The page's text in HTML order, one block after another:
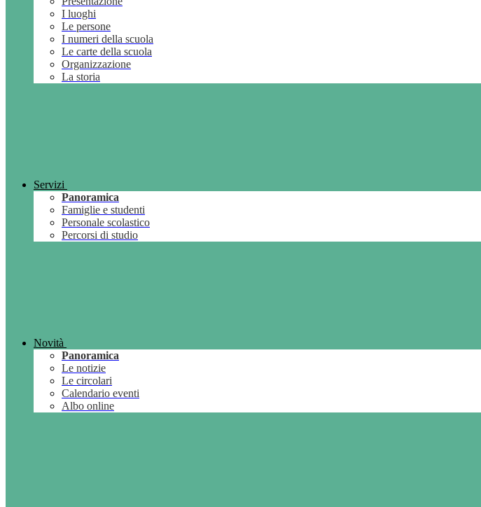
I luoghi
Le persone
I numeri della scuola
Le carte della scuola
Organizzazione
La storia
Servizi
Panoramica
Famiglie e studenti
Personale scolastico
Percorsi di studio
Novità
Panoramica
Le notizie
Le circolari
Calendario eventi
Albo online